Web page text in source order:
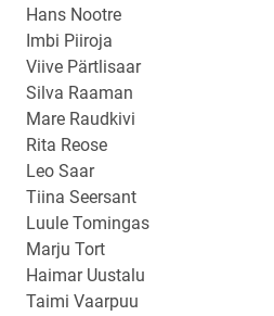
Hans Nootre
Imbi Piiroja
Viive Pärtlisaar
Silva Raaman
Mare Raudkivi
Rita Reose
Leo Saar
Tiina Seersant
Luule Tomingas
Marju Tort
Haimar Uustalu
Taimi Vaarpuu